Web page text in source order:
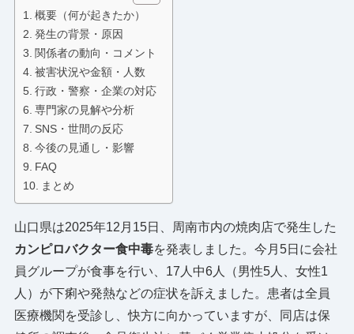
概要（何が起きたか）
発生の背景・原因
関係者の動向・コメント
被害状況や金額・人数
行政・警察・企業の対応
専門家の見解や分析
SNS・世間の反応
今後の見通し・影響
FAQ
まとめ
山口県は2025年12月15日、周南市内の焼肉店で発生した
カンピロバクター食中毒を発表しました。今月5日に会社
員グループが食事を行い、17人中6人（男性5人、女性1
人）が下痢や発熱などの症状を訴えました。患者は全員
医療機関を受診し、快方に向かっていますが、同店は保